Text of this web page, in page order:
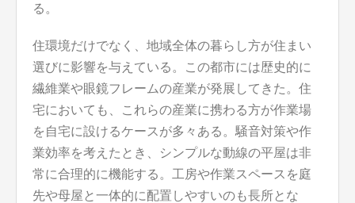
る。
住環境だけでなく、地域全体の暮らし方が住まい
選びに影響を与えている。この都市には歴史的に
繊維業や眼鏡フレームの産業が発展してきた。住
宅においても、これらの産業に携わる方が作業場
を自宅に設けるケースが多々ある。騒音対策や作
業効率を考えたとき、シンプルな動線の平屋は非
常に合理的に機能する。工房や作業スペースを庭
先や母屋と一体的に配置しやすいのも長所とな